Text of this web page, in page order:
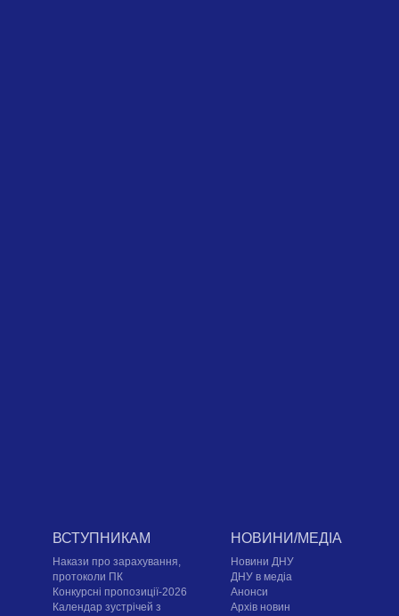
ВСТУПНИКАМ
Накази про зарахування,
протоколи ПК
Конкурсні пропозиції-2026
Календар зустрічей з
НОВИНИ/МЕДІА
Новини ДНУ
ДНУ в медіа
Анонси
Архів новин